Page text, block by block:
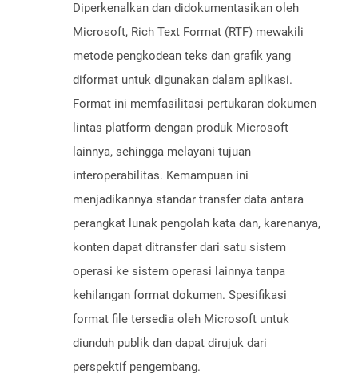
Diperkenalkan dan didokumentasikan oleh
Microsoft, Rich Text Format (RTF) mewakili
metode pengkodean teks dan grafik yang
diformat untuk digunakan dalam aplikasi.
Format ini memfasilitasi pertukaran dokumen
lintas platform dengan produk Microsoft
lainnya, sehingga melayani tujuan
interoperabilitas. Kemampuan ini
menjadikannya standar transfer data antara
perangkat lunak pengolah kata dan, karenanya,
konten dapat ditransfer dari satu sistem
operasi ke sistem operasi lainnya tanpa
kehilangan format dokumen. Spesifikasi
format file tersedia oleh Microsoft untuk
diunduh publik dan dapat dirujuk dari
perspektif pengembang.